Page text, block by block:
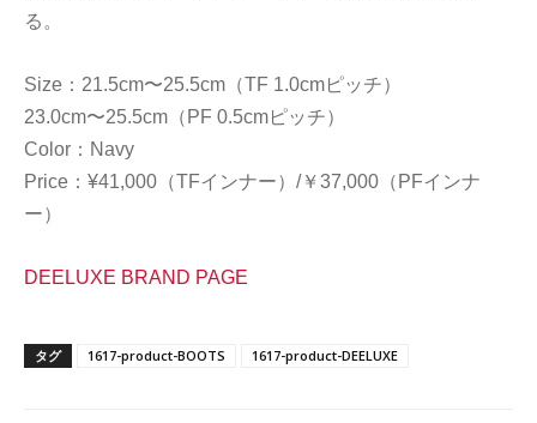
る。
Size：21.5cm〜25.5cm（TF 1.0cmピッチ）
23.0cm〜25.5cm（PF 0.5cmピッチ）
Color：Navy
Price：¥41,000（TFインナー）/￥37,000（PFインナ
ー）
DEELUXE BRAND PAGE
タグ 1617-product-BOOTS 1617-product-DEELUXE